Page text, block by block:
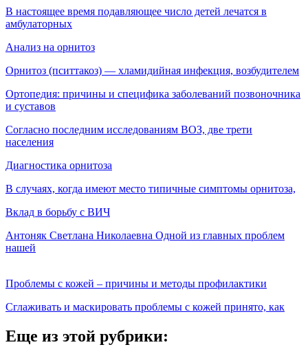
В настоящее время подавляющее число детей лечатся в
амбулаторных
Анализ на орнитоз
Орнитоз (пситтакоз) — хламидийная инфекция, воз­будителем
Ортопедия: причины и специфика заболеваний позвоночника
и суставов
Согласно последним исследованиям ВОЗ, две трети
населения
Диагностика орнитоза
В случаях, когда имеют место типичные симптомы орнитоза,
Вклад в борьбу с ВИЧ
Антоняк Светлана Николаевна Одной из главных проблем
нашей
Проблемы с кожей – причины и методы профилактики
Сглаживать и маскировать проблемы с кожей принято, как
Еще из этой рубрики: